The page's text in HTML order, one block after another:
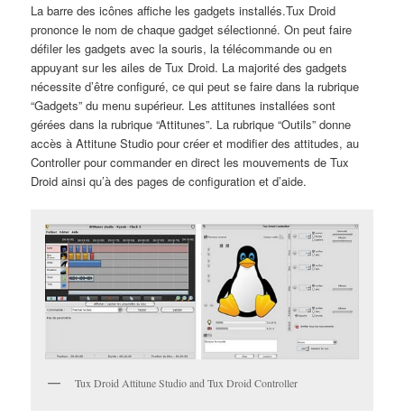
La barre des icônes affiche les gadgets installés.Tux Droid
prononce le nom de chaque gadget sélectionné. On peut faire
défiler les gadgets avec la souris, la télécommande ou en
appuyant sur les ailes de Tux Droid. La majorité des gadgets
nécessite d’être configuré, ce qui peut se faire dans la rubrique
“Gadgets” du menu supérieur. Les attitunes installées sont
gérées dans la rubrique “Attitunes”. La rubrique “Outils” donne
accès à Attitune Studio pour créer et modifier des attitudes, au
Controller pour commander en direct les mouvements de Tux
Droid ainsi qu’à des pages de configuration et d’aide.
Tux Droid Attitune Studio and Tux Droid Controller